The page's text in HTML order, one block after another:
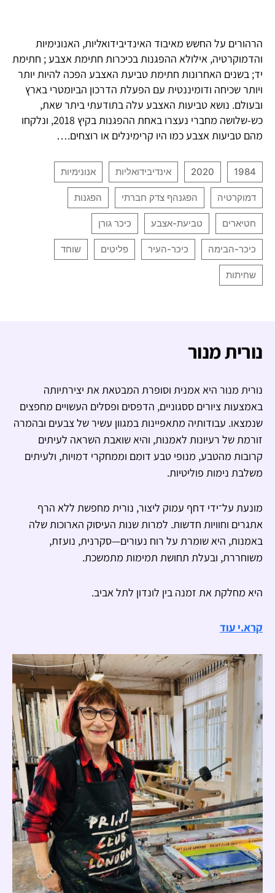
הרהורים על החשש מאיבוד האינדיבידואליות, האנונימיות
והדמוקרטיה, אילולא ההפגנות בכיכרות חתימת אצבע ; חתימת
יד; בשנים האחרונות חתימת טביעת האצבע הפכה להיות יותר
ויותר שכיחה ודומיננטית עם הפעלת הדרכון הביומטרי בארץ
ובעולם. נושא טביעות האצבע עלה בתודעתי ביתר שאת,
כש-שלושה מחברי נעצרו באחת ההפגנות בקיץ 2018, ונלקחו
מהם טביעות אצבע כמו היו קרימינלים או רוצחים.…
נורית מנור
נורית מנור היא אמנית וסופרת המבטאת את יצירתיותה
באמצעות ציורים ססגוניים, הדפסים ופסלים העשויים מחפצים
שנמצאו. עבודותיה מתאפיינות במגוון עשיר של צבעים ובהמרה
זורמת של רעיונות לאמנות, והיא שואבת השראה לעיתים
קרובות מהטבע, מנופי טבע דומם וממחקרי דמויות, ולעיתים
משלבת נימות פוליטיות.
מונעת על־ידי דחף עמוק ליצור, נורית מחפשת ללא הרף
אתגרים וחוויות חדשות. למרות שנות העיסוק הארוכות שלה
באמנות, היא שומרת על רוח נעורים—סקרנית, נועזת,
משוחררת, ובעלת תחושת תמימות מתמשכת.
היא מחלקת את זמנה בין לונדון לתל אביב.
קרא.י עוד